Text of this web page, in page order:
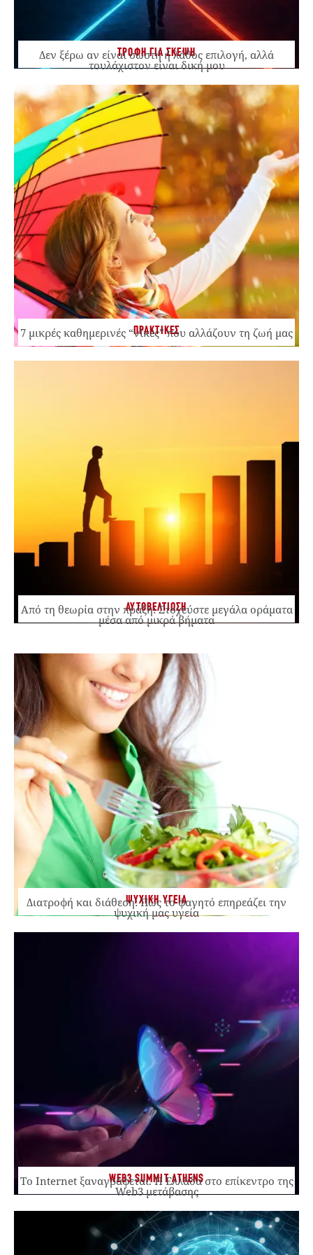
ΤΡΟΦΗ ΓΙΑ ΣΚΕΨΗ
Δεν ξέρω αν είναι σωστή ή λάθος επιλογή, αλλά
τουλάχιστον είναι δική μου
ΠΡΑΚΤΙΚΕΣ
7 μικρές καθημερινές “νίκες” που αλλάζουν τη ζωή μας
ΑΥΤΟΒΕΛΤΙΩΣΗ
Από τη θεωρία στην πράξη: Στοχεύστε μεγάλα οράματα
μέσα από μικρά βήματα
ΨΥΧΙΚΗ ΥΓΕΙΑ
Διατροφή και διάθεση: Πώς το φαγητό επηρεάζει την
ψυχική μας υγεία
WEB3 SUMMIT ATHENS
Το Internet ξαναγράφεται. Η Ελλάδα στο επίκεντρο της
Web3 μετάβασης